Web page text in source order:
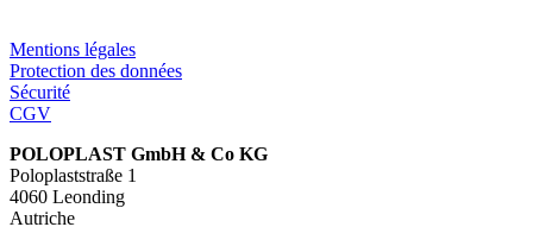
Mentions légales
Protection des données
Sécurité
CGV
POLOPLAST GmbH & Co KG
Poloplaststraße 1
4060 Leonding
Autriche